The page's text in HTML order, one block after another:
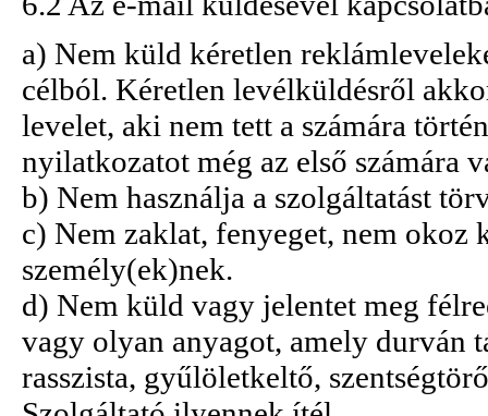
a) Nem küld kéretlen
célból. Kéretlen levélküldésről
levelet, aki nem tett a számára
nyilatkozatot még az első számára
b) Nem használja a szolgáltatást
c) Nem zaklat, fenyeget, nem okoz
személy(ek)nek.
d) Nem küld vagy jelentet meg
vagy olyan anyagot, amely durván
rasszista, gyűlöletkeltő,